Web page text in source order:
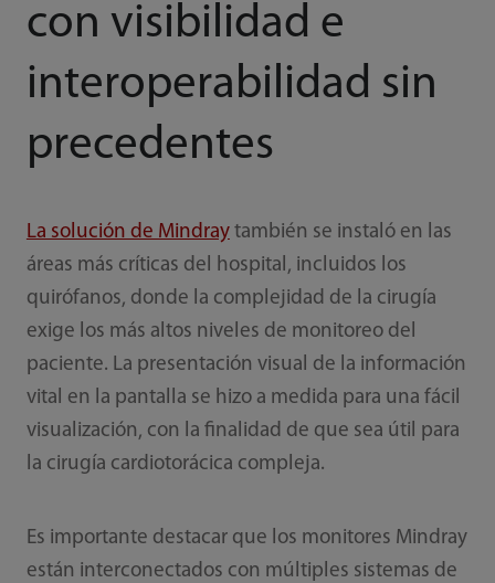
con visibilidad e
interoperabilidad sin
precedentes
La solución de Mindraytambién se instaló en las
áreas más críticas del hospital, incluidos los
quirófanos, donde la complejidad de la cirugía
exige los más altos niveles de monitoreo del
paciente. La presentación visual de la información
vital en la pantalla se hizo a medida para una fácil
visualización, con la finalidad de que sea útil para
la cirugía cardiotorácica compleja.
Es importante destacar que los monitores Mindray
están interconectados con múltiples sistemas de